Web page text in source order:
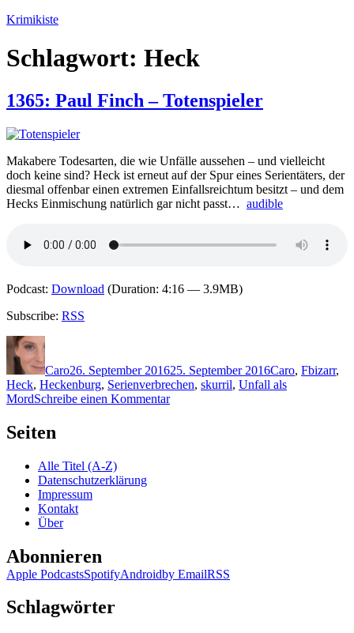
Zum
springen
Krimikiste
Schlagwort: Heck
1365: Paul Finch – Totenspieler
Makabere Todesarten, die wie Unfälle aussehen – und vielleicht
doch keine sind? Heck ist erneut auf der Spur eines Serientäters, der
diesmal offenbar einen extremen Einfallsreichtum besitzt – und dem
Hecks Einmischung natürlich gar nicht passt… audible
Podcast: Download (Duration: 4:16 — 3.9MB)
Subscribe: RSS
Autor
Caro26. September 201625. September 2016Caro, Fbizarr,
Heck, Heckenburg, Serienverbrechen, skurril, Unfall als
MordSchreibe einen Kommentarzu
Seiten
Alle Titel (A-Z)
Datenschutzerklärung
Impressum
Kontakt
Über
Abonnieren
Apple PodcastsSpotifyAndroidby EmailRSS
Schlagwörter